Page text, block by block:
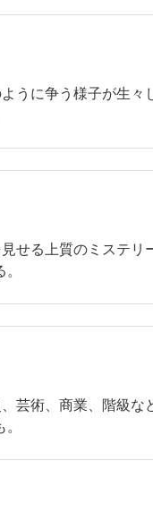
うに争う様子が生
せる上質のミステ
芸術、商業、階級